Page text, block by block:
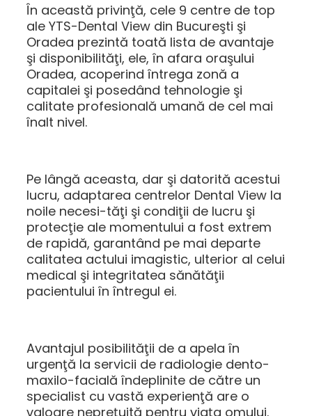
În această privinţă, cele 9 centre de top
ale YTS-Dental View din Bucureşti şi
Oradea prezintă toată lista de avantaje
şi disponibilităţi, ele, în afara oraşului
Oradea, acoperind întrega zonă a
capitalei şi posedând tehnologie şi
calitate profesională umană de cel mai
înalt nivel.
Pe lângă aceasta, dar şi datorită acestui
lucru, adaptarea centrelor Dental View la
noile necesi-tăţi şi condiţii de lucru şi
protecţie ale momentului a fost extrem
de rapidă, garantând pe mai departe
calitatea actului imagistic, ulterior al celui
medical şi integritatea sănătăţii
pacientului în întregul ei.
Avantajul posibilităţii de a apela în
urgenţă la servicii de radiologie dento-
maxilo-facială îndeplinite de către un
specialist cu vastă experienţă are o
valoare nepreţuită pentru viaţa omului.